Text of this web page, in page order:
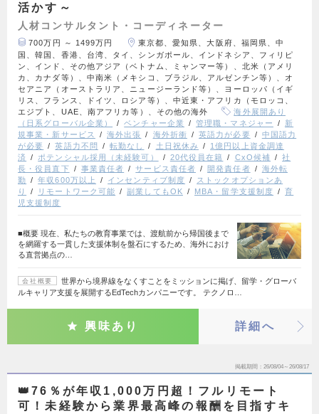
活かす～
人材コンサルタント・コーディネーター
700万円 ～ 1499万円
東京都、愛知県、大阪府、福岡県、中
国、韓国、香港、台湾、タイ、シンガポール、インドネシア、フィリピ
ン、インド、その他アジア（ベトナム、ミャンマー等）、北米（アメリ
カ、カナダ等）、中南米（メキシコ、ブラジル、アルゼンチン等）、オ
セアニア（オーストラリア、ニュージーランド等）、ヨーロッパ（イギ
リス、フランス、ドイツ、ロシア等）、中近東・アフリカ（モロッコ、
エジプト、UAE、南アフリカ等）、その他の海外
海外展開あり
（日系グローバル企業）
ベンチャー企業 管理職・マネジャー
新
規事業・新サービス
海外出張 海外折衝 英語力が必要
中国語力
が必要
英語力不問 転勤なし 土日祝休み
1億円以上資金調達
済
ポテンシャル採用（未経験可） 20代役員在籍 CxO候補
社
長・役員直下
事業責任者 サービス責任者 開発責任者
海外転
勤
年収600万以上 インセンティブ制度
ストックオプションあ
り
リモートワーク可能 副業してもOK MBA・留学支援制度
育
児支援制度
■概要 現在、私たちの教育事業では、渡航前から帰国後まで
を網羅する一貫した支援体制を盤石にするため、海外におけ
る直営拠点の…
会社概要
世界から境界線をなくすことをミッションに掲げ、留学・グローバ
ルキャリア支援を展開するEdTechカンパニーです。 テクノロ…
興味あり 詳細へ
掲載期間 26/08/04～26/08/17
👑76％が年収1,000万円超！フルリモート
可！未経験から業界最高峰の報酬を目指すキ